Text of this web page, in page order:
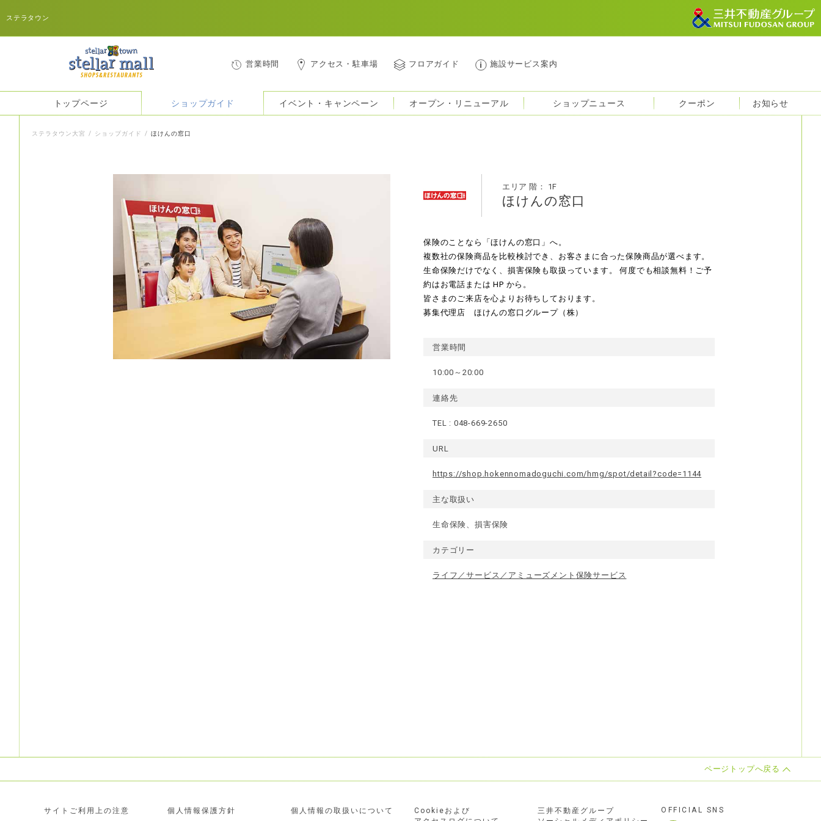
ステラタウン
営業時間 アクセス・駐車場 フロアガイド 施設サービス案内
トップページ ショップガイド イベント・キャンペーン オープン・リニューアル ショップニュース クーポン お知らせ
ステラタウン大宮 ショップガイド ほけんの窓口
エリア 階： 1F
ほけんの窓口
保険のことなら「ほけんの窓口」へ。
複数社の保険商品を比較検討でき、お客さまに合った保険商品が選べます。
生命保険だけでなく、損害保険も取扱っています。
何度でも相談無料！ご予
約はお電話または HP から。
皆さまのご来店を心よりお待ちしております。
募集代理店 ほけんの窓口グループ（株）
営業時間
10:00～20:00
連絡先
TEL : 048-669-2650
URL
https://shop.hokennomadoguchi.com/hmg/spot/detail?code=1144
主な取扱い
生命保険、損害保険
カテゴリー
ライフ／サービス／アミューズメント 保険サービス
ページトップへ戻る
サイトご利用上の注意 個人情報保護方針 個人情報の取扱いについて
Cookieおよび
三井不動産グループ
OFFICIAL SNS